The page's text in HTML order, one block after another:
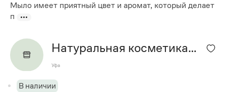
Мыло имеет приятный цвет и аромат, который делает
п
Натуральная косметика
"Alis bomb"
Уфа
В наличии